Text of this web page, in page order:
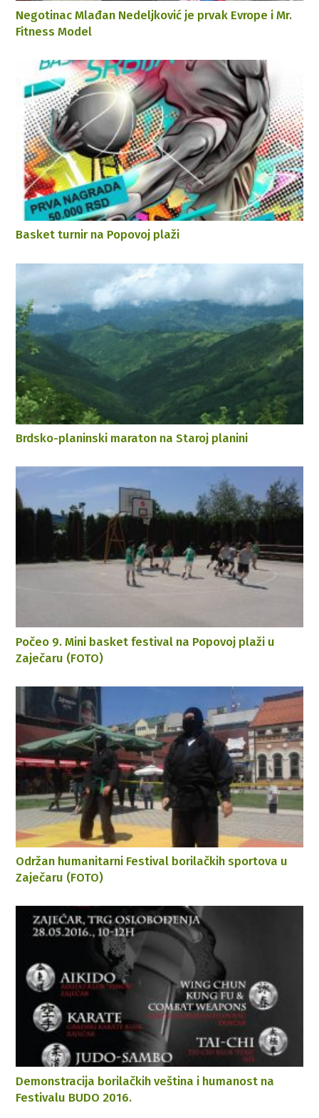
Negotinac Mlađan Nedeljković je prvak Evrope i Mr.
Fitness Model
Basket turnir na Popovoj plaži
Brdsko-planinski maraton na Staroj planini
Počeo 9. Mini basket festival na Popovoj plaži u
Zaječaru (FOTO)
Održan humanitarni Festival borilačkih sportova u
Zaječaru (FOTO)
Demonstracija borilačkih veština i humanost na
Festivalu BUDO 2016.